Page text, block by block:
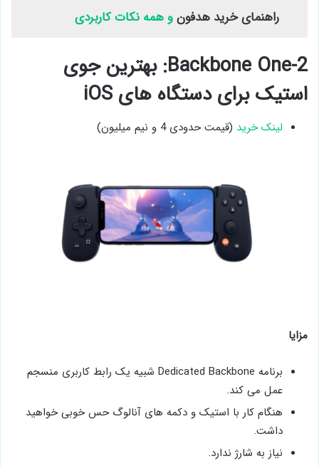
راهنمای خرید هدفونو همه نکات کاربردی
2-Backbone One: بهترین جوی
‌استیک برای دستگاه‌ های iOS
لینک خرید (قیمت حدودی 4 و نیم میلیون)
مزایا
برنامه Dedicated Backbone شبیه یک رابط کاربری منسجم
عمل می‌ کند.
هنگام کار با استیک و دکمه‌ های آنالوگ حس خوبی خواهید
داشت.
نیاز به شارژ ندارد.